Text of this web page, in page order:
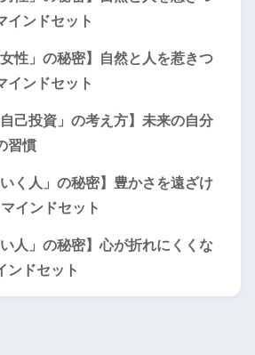
インドセット
女性」の秘密】自然と人を惹きつ
インドセット
自己投資」の考え方】未来の自分
習慣
いく人」の秘密】豊かさを遠ざけ
インドセット
い人」の秘密】心が折れにくくな
ンドセット